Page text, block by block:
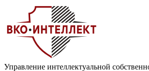
Управление интеллектуальной